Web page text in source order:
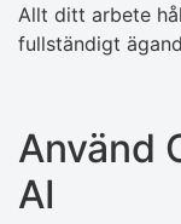
Allt ditt arbete
fullständigt
Använd
AI